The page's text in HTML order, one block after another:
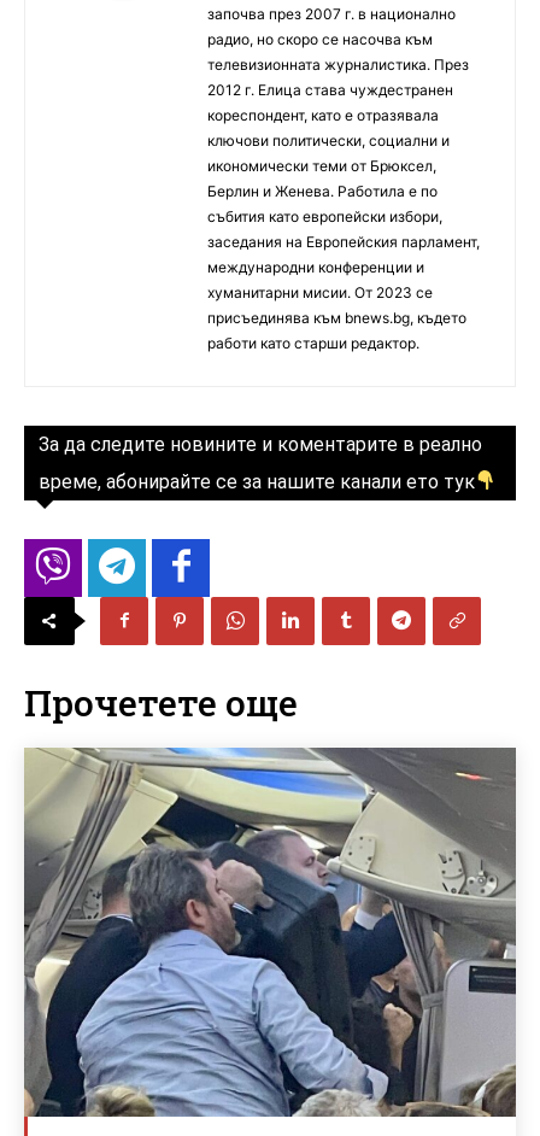
започва през 2007 г. в национално
радио, но скоро се насочва към
телевизионната журналистика. През
2012 г. Елица става чуждестранен
кореспондент, като е отразявала
ключови политически, социални и
икономически теми от Брюксел,
Берлин и Женева. Работила е по
събития като европейски избори,
заседания на Европейския парламент,
международни конференции и
хуманитарни мисии. От 2023 се
присъединява към bnews.bg, където
работи като старши редактор.
За да следите новините и коментарите в реално
време, абонирайте се за нашите канали ето тук
Прочетете още